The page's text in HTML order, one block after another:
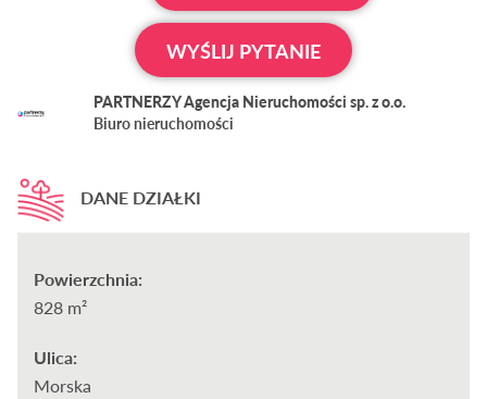
WYŚLIJ PYTANIE
PARTNERZY Agencja Nieruchomości sp. z o.o.
Biuro nieruchomości
DANE DZIAŁKI
Powierzchnia:
828 m²
Ulica:
Morska